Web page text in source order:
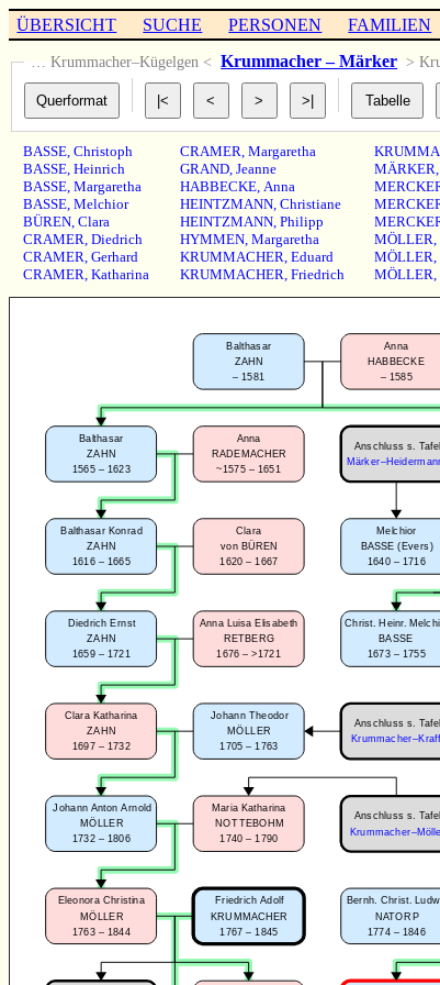
ÜBERSICHT SUCHE PERSONEN FAMILIEN
… Krummacher–Kügelgen < Krummacher – Märker >
BASSE,Christoph
BASSE,Heinrich
BASSE,Margaretha
BASSE,Melchior
BÜREN,Clara
CRAMER,Diedrich
CRAMER,Gerhard
CRAMER,Katharina
CRAMER, Margaretha
GRAND, Jeanne
HABBECKE, Anna
HEINTZMANN, Christiane
HEINTZMANN, Philipp
HYMMEN, Margaretha
KRUMMACHER, Eduard
KRUMMACHER, Friedrich
MÄRKER,
MÖLLER,
MÖLLER,
MÖLLER,
Friedrich Adolf
KRUMMACHER
1767 – 1845
Eleonora Christina
MÖLLER
1763 – 1844
Johann Anton Arnold
MÖLLER
1732 – 1806
Maria Katharina
NOTTEBOHM
1740 – 1790
Johann Theodor
MÖLLER
1705 – 1763
Clara Katharina
ZAHN
1697 – 1732
Diedrich Ernst
ZAHN
1659 – 1721
Anna Luisa Elisabeth
RETBERG
1676 – >1721
Balthasar Konrad
ZAHN
1616 – 1665
Clara
von BÜREN
1620 – 1667
Balthasar
ZAHN
1565 – 1623
Anna
RADEMACHER
~1575 – 1651
Balthasar
ZAHN
–1581
Anna
HABBECKE
– 1585
Melchior
BASSE (Evers)
1640 – 1716
Anschluss s. Tafel
Bernh. Christ.
NATORP
1774 – 1846
Christ. Heinr.
BASSE
1673 – 1755
Anschluss s. Tafel
Anschluss s. Tafel